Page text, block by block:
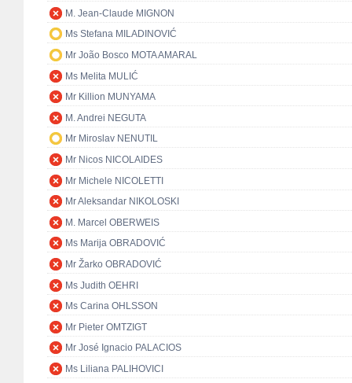
M. Jean-Claude MIGNON
Ms Stefana MILADINOVIĆ
Mr João Bosco MOTA AMARAL
Ms Melita MULIĆ
Mr Killion MUNYAMA
M. Andrei NEGUTA
Mr Miroslav NENUTIL
Mr Nicos NICOLAIDES
Mr Michele NICOLETTI
Mr Aleksandar NIKOLOSKI
M. Marcel OBERWEIS
Ms Marija OBRADOVIĆ
Mr Žarko OBRADOVIĆ
Ms Judith OEHRI
Ms Carina OHLSSON
Mr Pieter OMTZIGT
Mr José Ignacio PALACIOS
Ms Liliana PALIHOVICI